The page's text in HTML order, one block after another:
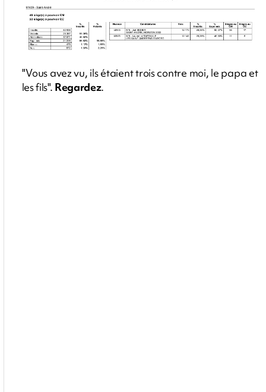
"Vous avez vu, ils étaient trois contre moi, le papa et
les fils". Regardez.